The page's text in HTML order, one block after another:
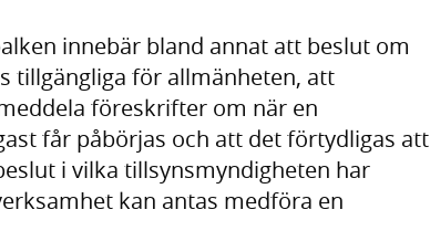
innebär bland annat att beslut om
tillgängliga för allmänheten, att
föreskrifter om när en
får påbörjas och att det förtydligas att
i vilka tillsynsmyndigheten har
kan antas medföra en